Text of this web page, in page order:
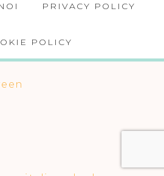
PRIVACY POLICY
POLICY